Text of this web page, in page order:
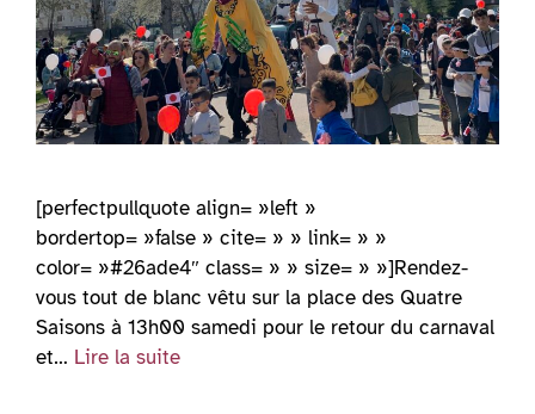
[perfectpullquote align= »left »
bordertop= »false » cite= » » link= » »
color= »#26ade4″ class= » » size= » »]Rendez-
vous tout de blanc vêtu sur la place des Quatre
Saisons à 13h00 samedi pour le retour du carnaval
et… Lire la suite